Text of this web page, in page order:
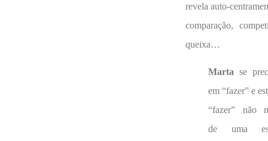
revela auto-
comparação,
queixa…
Marta se
em “fazer” e
“fazer” não
de uma